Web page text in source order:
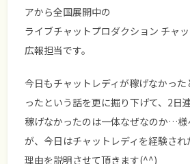
アから全国展開中の
ライブチャットプロダクション チャ
広報担当です。
今日もチャットレディが稼げなかっ
ったという話を更に掘り下げて、2日
稼げなかったのは一体なぜなのか…様
が、今日はチャットレディを経験さ
理由を説明させて頂きます(^^)